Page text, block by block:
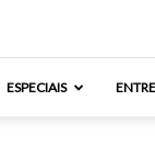
ESPECIAIS